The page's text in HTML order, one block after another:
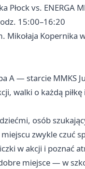
Płock vs. ENERGA
15:00–16:20
Mikołaja Kopernika
— starcie MMKS
walki o każdą
osób
zwykle czuć
w akcji i poznać
miejsce — w